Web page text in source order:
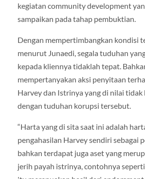
kegiatan community development
sampaikan pada tahap pembuktian.
Dengan mempertimbangkan kondisi
menurut Junaedi, segala tuduhan
kepada kliennya tidaklah tepat.
mempertanyakan aksi penyitaan
Harvey dan Istrinya yang di nilai tidak
dengan tuduhan korupsi tersebut.
“Harta yang di sita saat ini adalah
pengahasilan Harvey sendiri sebagai
bahkan terdapat juga aset yang
jerih payah istrinya, contohnya